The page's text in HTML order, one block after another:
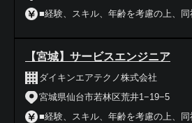
■経験、スキル、年齢を考慮の上、
【宮城】サービスエンジニア
ダイキンエアテクノ株式会社
宮城県仙台市若林区荒井1−19−5
■経験、スキル、年齢を考慮の上、